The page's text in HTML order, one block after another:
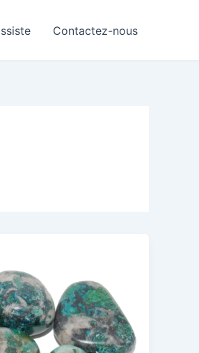
Contactez-nous